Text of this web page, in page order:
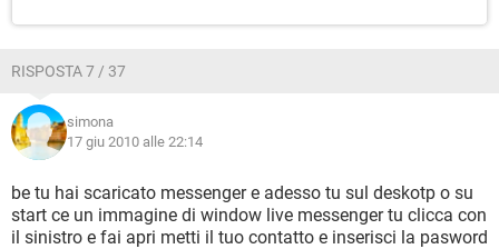
RISPOSTA 7 / 37
simona
17 giu 2010 alle 22:14
be tu hai scaricato messenger e adesso tu sul deskotp o su
start ce un immagine di window live messenger tu clicca con
il sinistro e fai apri metti il tuo contatto e inserisci la pasword